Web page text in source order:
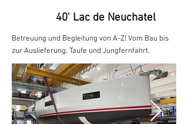
40' Lac de Neuchatel
Betreuung und Begleitung von A-Z! Vom Bau bis
zur Auslieferung, Taufe und Jungfernfahrt.